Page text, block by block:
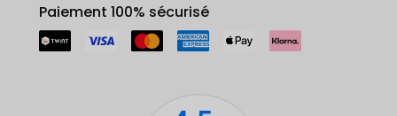
Paiement 100% sécurisé